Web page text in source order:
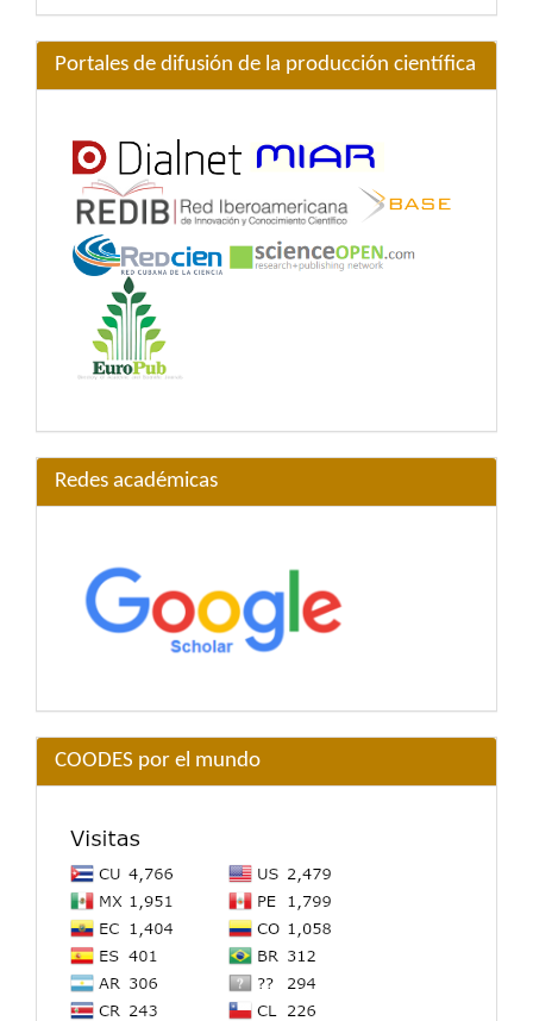
Portales de difusión de la producción científica
Redes académicas
COODES por el mundo